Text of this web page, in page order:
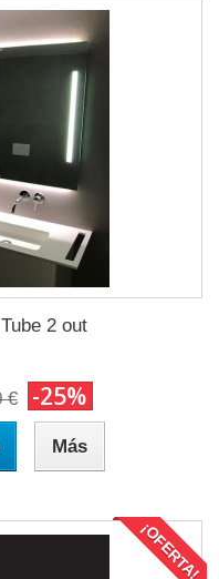
2 out
€ -25%
Más
¡OFERTA!